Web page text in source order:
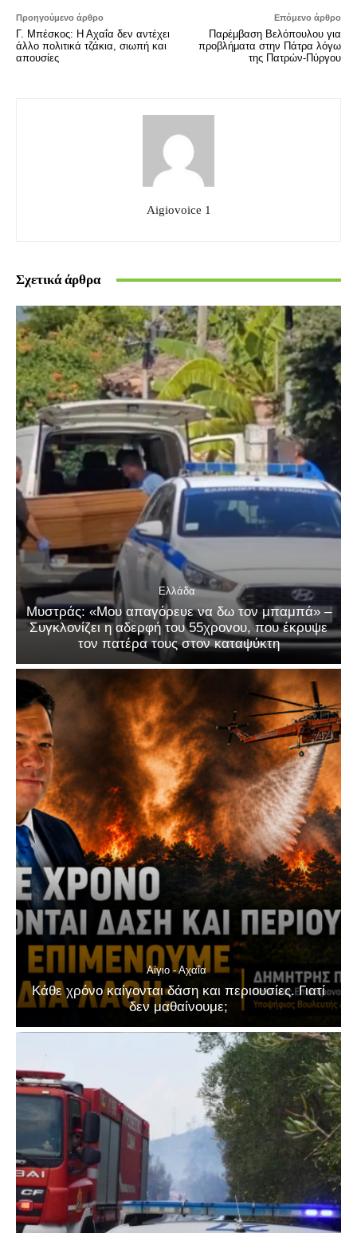
Προηγούμενο άρθρο
Γ. Μπέσκος: Η Αχαΐα δεν αντέχει
άλλο πολιτικά τζάκια, σιωπή και
απουσίες
Επόμενο άρθρο
Παρέμβαση Βελόπουλου για
προβλήματα στην Πάτρα λόγω
της Πατρών-Πύργου
Aigiovoice 1
Σχετικά άρθρα
Ελλάδα
Μυστράς: «Μου απαγόρευε να δω τον μπαμπά» –
Συγκλονίζει η αδερφή του 55χρονου, που έκρυψε
τον πατέρα τους στον καταψύκτη
Αίγιο - Αχαΐα
Κάθε χρόνο καίγονται δάση και περιουσίες. Γιατί
δεν μαθαίνουμε;